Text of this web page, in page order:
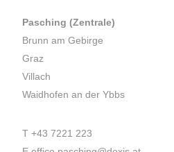
Pasching (Zentrale)
Brunn am Gebirge
Graz
Villach
Waidhofen an der Ybbs
T +43 7221 223